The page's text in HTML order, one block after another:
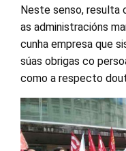
Neste senso, resulta
as administracións
cunha empresa que
súas obrigas co
como a respecto